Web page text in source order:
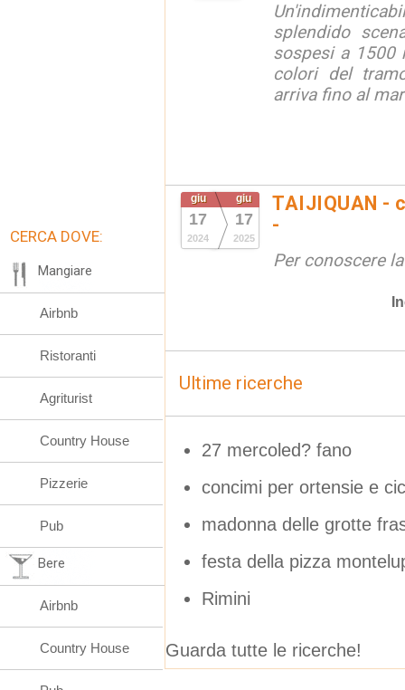
splendido
sospesi a 1500
colori del
arriva fino al
giu
17
2024
giu
17
2025
TAIJIQUAN -
-
Per conoscere
Ultime ricerche
27 mercoled? fano
concimi per ortensie e
madonna delle grotte
festa della pizza
Rimini
Guarda tutte le ricerche!
CERCA DOVE:
Mangiare
Airbnb
Ristoranti
Agriturist
Country House
Pizzerie
Pub
Bere
Airbnb
Country House